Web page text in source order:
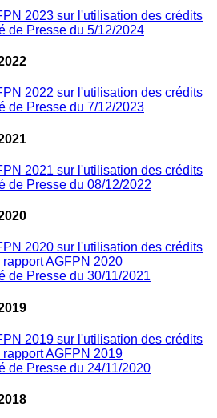
2023 sur l'utilisation des crédits
de Presse du 5/12/2024
2022 sur l'utilisation des crédits
de Presse du 7/12/2023
2021 sur l'utilisation des crédits
de Presse du 08/12/2022
2020 sur l'utilisation des crédits
AGFPN 2020
de Presse du 30/11/2021
2019 sur l'utilisation des crédits
AGFPN 2019
de Presse du 24/11/2020